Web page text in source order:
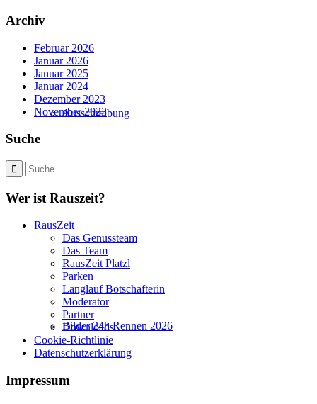
Ausschreibung
Bilder 24h Rennen 2026
Archiv
Februar 2026
Januar 2026
Januar 2025
Januar 2024
Dezember 2023
November 2023
Suche
Wer ist Rauszeit?
RausZeit
Das Genussteam
Das Team
RausZeit Platzl
Parken
Langlauf Botschafterin
Moderator
Partner
Downloads
Cookie-Richtlinie
Datenschutzerklärung
Impressum